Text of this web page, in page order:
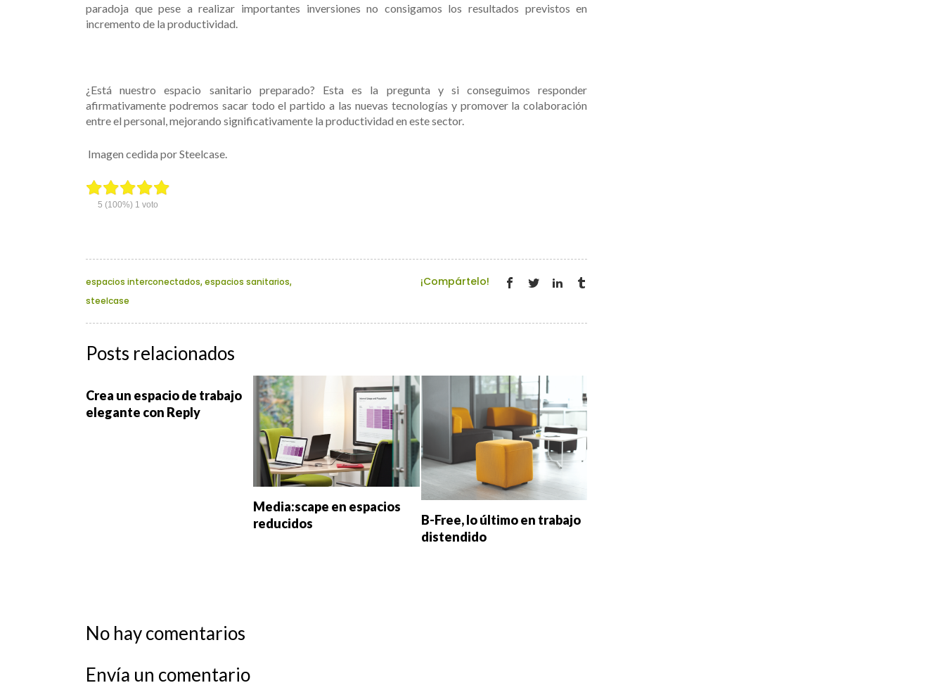
paradoja que pese a realizar importantes inversiones no consigamos los resultados previstos en
incremento de la productividad.
¿Está nuestro espacio sanitario preparado? Esta es la pregunta y si conseguimos responder
afirmativamente podremos sacar todo el partido a las nuevas tecnologías y promover la colaboración
entre el personal, mejorando significativamente la productividad en este sector.
Imagen cedida por Steelcase.
5 (100%) 1 voto
espacios interconectados, espacios sanitarios,
steelcase
¡Compártelo!
Posts relacionados
Crea un espacio de trabajo
elegante con Reply
Media:scape en espacios
reducidos
B-Free, lo último en trabajo
distendido
No hay comentarios
Envía un comentario